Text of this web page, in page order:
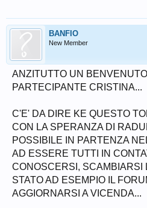
BANFIO
New Member
ANZITUTTO UN
PARTECIPANTE CRISTINA...
C'E' DA DIRE KE QUESTO
CON LA SPERANZA DI
POSSIBILE IN PARTENZA
AD ESSERE TUTTI IN
CONOSCERSI, SCAMBIARSI
STATO AD ESEMPIO IL
AGGIORNARSI A VICENDA...